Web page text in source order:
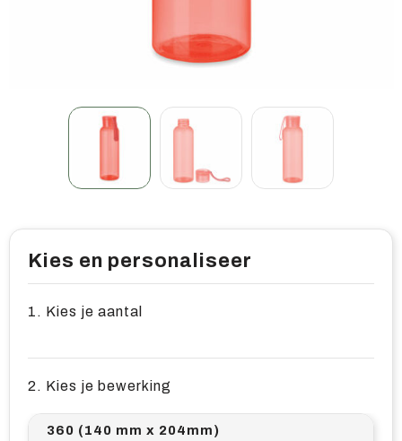
Overige relatiegeschenken
Kies en personaliseer
1. Kies je aantal
2. Kies je bewerking
360 (140 mm x 204mm)